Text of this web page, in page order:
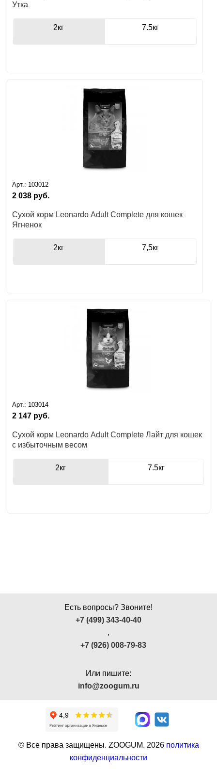
Утка
2кг 7.5кг
Арт.: 103012
2 038 руб.
Сухой корм Leonardo Adult Complete для кошек
Ягненок
2кг 7,5кг
Арт.: 103014
2 147 руб.
Сухой корм Leonardo Adult Complete Лайт для кошек
с избыточным весом
2кг 7.5кг
Есть вопросы? Звоните!
+7 (499) 343-40-40
,
+7 (926) 008-79-83
Или пишите:
info@zoogum.ru
© Все права защищены. ZOOGUM. 2026 политика
конфиденциальности